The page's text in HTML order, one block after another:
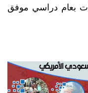
بعام دراسي موفق